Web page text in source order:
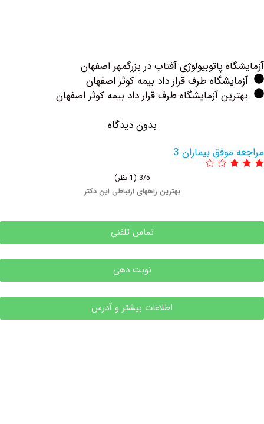
پاتوبیولوژی آفتاب ‏در بزرگمهر اصفهان
طرف قرار داد بیمه کوثر اصفهان
آزمایشگاه طرف قرار داد بیمه کوثر اصفهان
بدون دیدگاه
بیماران 3
بهترین راههای ارتباطی این دکتر
تماس تلفنی
نوبت دهی
اطلاعات بیشتر و آدرس